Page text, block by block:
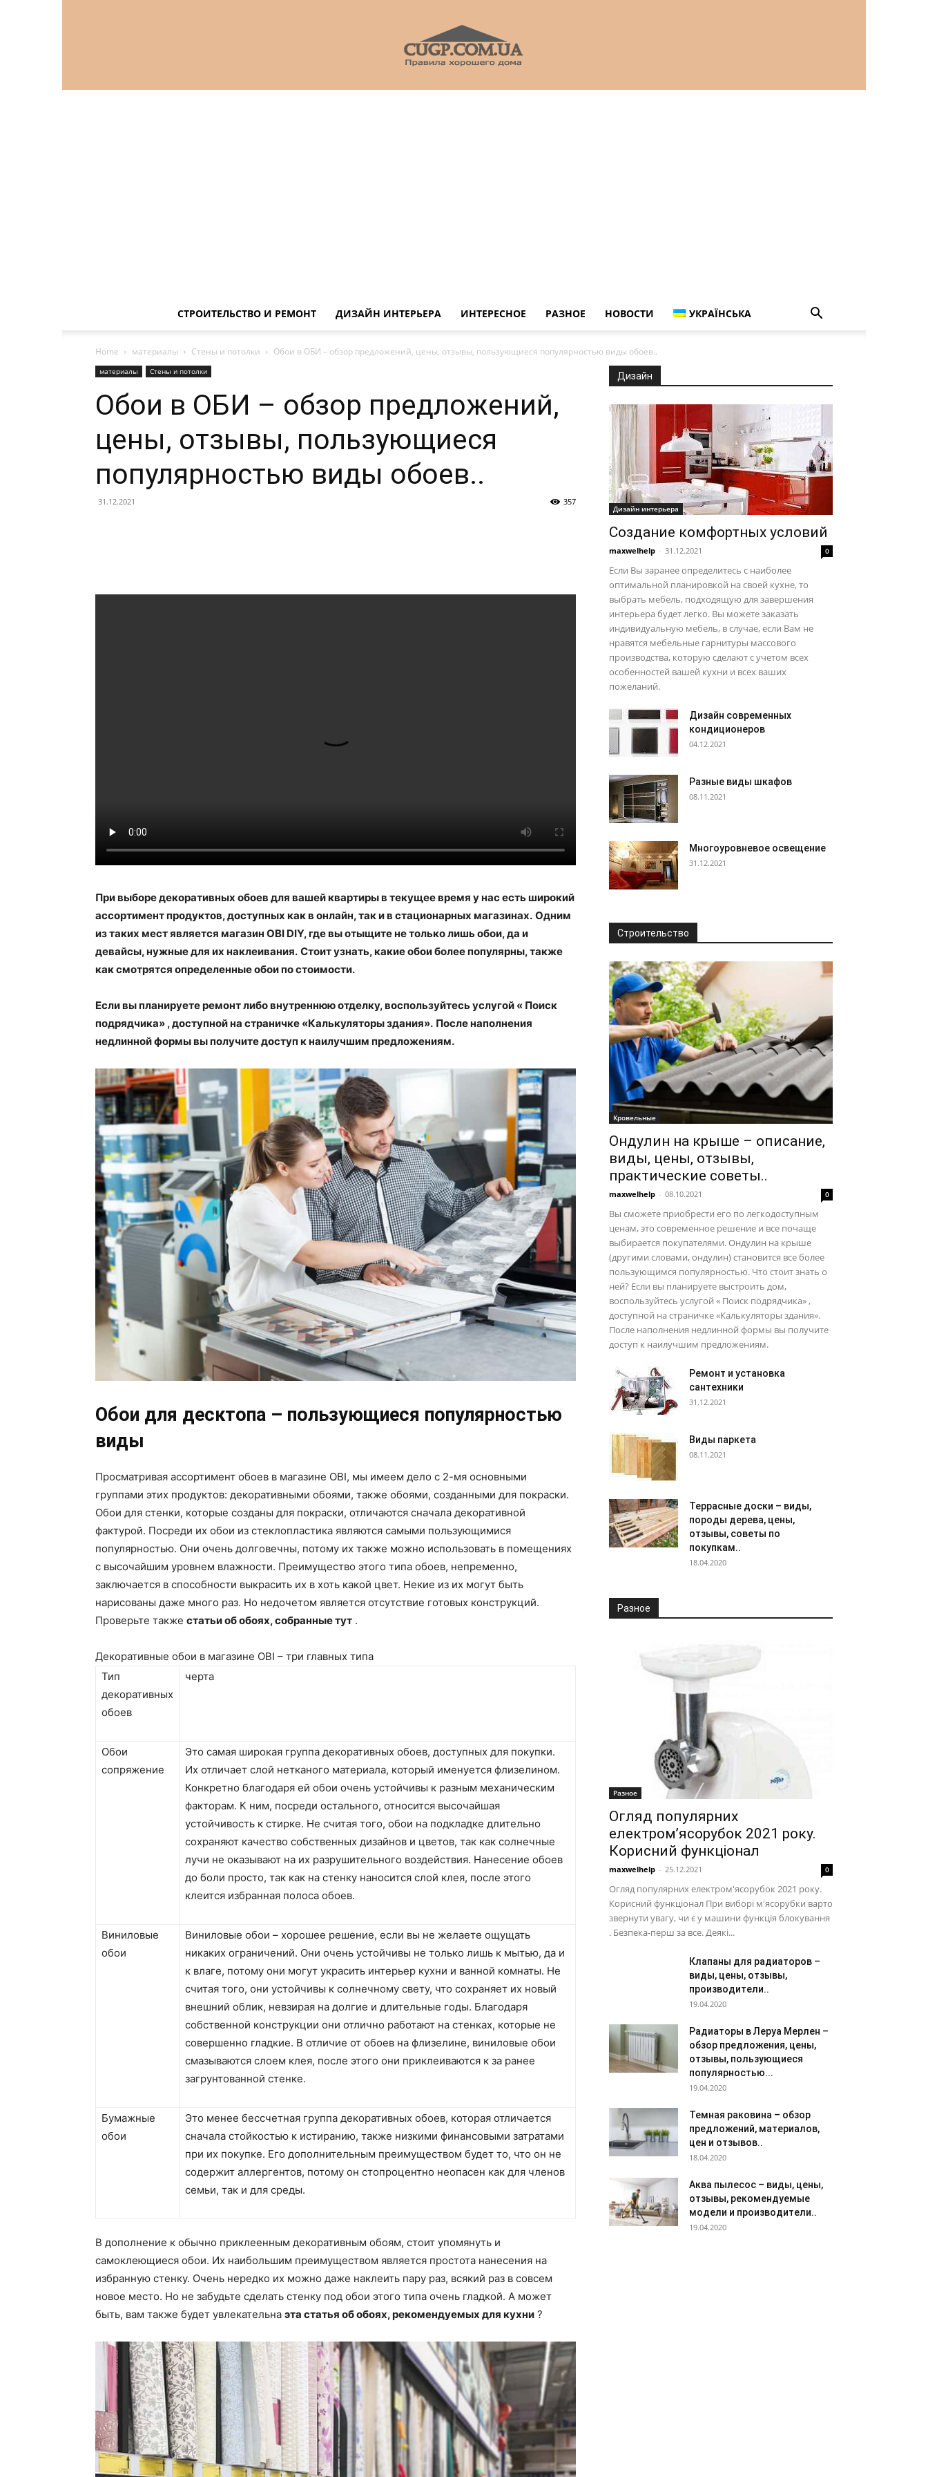
СТРОИТЕЛЬСТВО И РЕМОНТ ДИЗАЙН ИНТЕРЬЕРА ИНТЕРЕСНОЕ РАЗНОЕ НОВОСТИ УКРАЇНСЬКА
Home материалы Стены и потолки Обои в ОБИ – обзор предложений, цены, отзывы, пользующиеся популярностью виды обоев..
материалы Стены и потолки
Обои в ОБИ – обзор предложений,
цены, отзывы, пользующиеся
популярностью виды обоев..
31.12.2021 357
При выборе декоративных обоев для вашей квартиры в текущее время у нас есть широкий
ассортимент продуктов, доступных как в онлайн, так и в стационарных магазинах. Одним
из таких мест является магазин OBI DIY, где вы отыщите не только лишь обои, да и
девайсы, нужные для их наклеивания. Стоит узнать, какие обои более популярны, также
как смотрятся определенные обои по стоимости.
Если вы планируете ремонт либо внутреннюю отделку, воспользуйтесь услугой « Поиск
подрядчика» , доступной на страничке «Калькуляторы здания». После наполнения
недлинной формы вы получите доступ к наилучшим предложениям.
Обои для десктопа – пользующиеся популярностью
виды
Просматривая ассортимент обоев в магазине OBI, мы имеем дело с 2-мя основными
группами этих продуктов: декоративными обоями, также обоями, созданными для покраски.
Обои для стенки, которые созданы для покраски, отличаются сначала декоративной
фактурой. Посреди их обои из стеклопластика являются самыми пользующимися
популярностью. Они очень долговечны, потому их также можно использовать в помещениях
с высочайшим уровнем влажности. Преимущество этого типа обоев, непременно,
заключается в способности выкрасить их в хоть какой цвет. Некие из их могут быть
нарисованы даже много раз. Но недочетом является отсутствие готовых конструкций.
Проверьте также статьи об обоях, собранные тут .
Декоративные обои в магазине OBI – три главных типа
Тип
декоративных
обоев
черта
Обои
сопряжение
Это самая широкая группа декоративных обоев, доступных для покупки.
Их отличает слой нетканого материала, который именуется флизелином.
Конкретно благодаря ей обои очень устойчивы к разным механическим
факторам. К ним, посреди остального, относится высочайшая
устойчивость к стирке. Не считая того, обои на подкладке длительно
сохраняют качество собственных дизайнов и цветов, так как солнечные
лучи не оказывают на их разрушительного воздействия. Нанесение обоев
до боли просто, так как на стенку наносится слой клея, после этого
клеится избранная полоса обоев.
Виниловые
обои
Виниловые обои – хорошее решение, если вы не желаете ощущать
никаких ограничений. Они очень устойчивы не только лишь к мытью, да и
к влаге, потому они могут украсить интерьер кухни и ванной комнаты. Не
считая того, они устойчивы к солнечному свету, что сохраняет их новый
внешний облик, невзирая на долгие и длительные годы. Благодаря
собственной конструкции они отлично работают на стенках, которые не
совершенно гладкие. В отличие от обоев на флизелине, виниловые обои
смазываются слоем клея, после этого они приклеиваются к за ранее
загрунтованной стенке.
Бумажные
обои
Это менее бессчетная группа декоративных обоев, которая отличается
сначала стойкостью к истиранию, также низкими финансовыми затратами
при их покупке. Его дополнительным преимуществом будет то, что он не
содержит аллергентов, потому он стопроцентно неопасен как для членов
семьи, так и для среды.
В дополнение к обычно приклеенным декоративным обоям, стоит упомянуть и
самоклеющиеся обои. Их наибольшим преимуществом является простота нанесения на
избранную стенку. Очень нередко их можно даже наклеить пару раз, всякий раз в совсем
новое место. Но не забудьте сделать стенку под обои этого типа очень гладкой. А может
быть, вам также будет увлекательна эта статья об обоях, рекомендуемых для кухни ?
Дизайн
Дизайн интерьера
Создание комфортных условий
maxwelhelp - 31.12.2021 0
Если Вы заранее определитесь с наиболее
оптимальной планировкой на своей кухне, то
выбрать мебель, подходящую для завершения
интерьера будет легко. Вы можете заказать
индивидуальную мебель, в случае, если Вам не
нравятся мебельные гарнитуры массового
производства, которую сделают с учетом всех
особенностей вашей кухни и всех ваших
пожеланий.
Дизайн современных
кондиционеров
04.12.2021
Разные виды шкафов
08.11.2021
Многоуровневое освещение
31.12.2021
Строительство
Кровельные
Ондулин на крыше – описание,
виды, цены, отзывы,
практические советы..
maxwelhelp - 08.10.2021 0
Вы сможете приобрести его по легкодоступным
ценам, это современное решение и все почаще
выбирается покупателями. Ондулин на крыше
(другими словами, ондулин) становится все более
пользующимся популярностью. Что стоит знать о
ней? Если вы планируете выстроить дом,
воспользуйтесь услугой « Поиск подрядчика» ,
доступной на страничке «Калькуляторы здания».
После наполнения недлинной формы вы получите
доступ к наилучшим предложениям.
Ремонт и установка
сантехники
31.12.2021
Виды паркета
08.11.2021
Террасные доски – виды,
породы дерева, цены,
отзывы, советы по
покупкам..
18.04.2020
Разное
Разное
Огляд популярних
електром’ясорубок 2021 року.
Корисний функціонал
maxwelhelp - 25.12.2021 0
Огляд популярних електром'ясорубок 2021 року.
Корисний функціонал При виборі м'ясорубки варто
звернути увагу, чи є у машини функція блокування
. Безпека-перш за все. Деякі...
Клапаны для радиаторов –
виды, цены, отзывы,
производители..
19.04.2020
Радиаторы в Леруа Мерлен –
обзор предложения, цены,
отзывы, пользующиеся
популярностью...
19.04.2020
Темная раковина – обзор
предложений, материалов,
цен и отзывов..
18.04.2020
Аква пылесос – виды, цены,
отзывы, рекомендуемые
модели и производители..
19.04.2020